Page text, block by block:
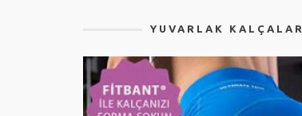
YUVARLAK KALÇALAR